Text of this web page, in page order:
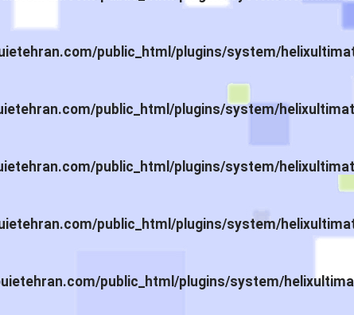
public_html/plugins/system/
public_html/plugins/system/
public_html/plugins/system/
public_html/plugins/system/
public_html/plugins/system/